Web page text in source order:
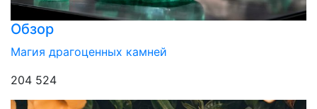
Обзор
Магия драгоценных камней
204 524